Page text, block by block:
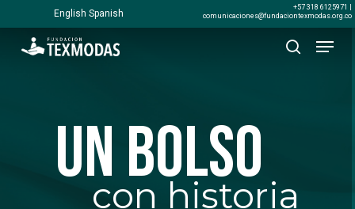
English Spanish
+57 318 6125971 |
comunicaciones@fundaciontexmodas.org.co
to
main
Menu
un bolso
con historia
Close